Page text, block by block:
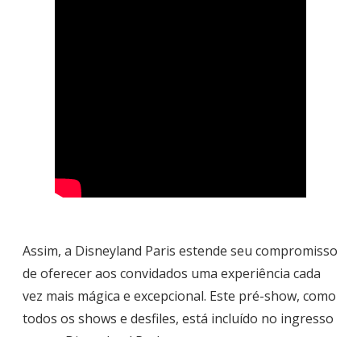
Assim, a Disneyland Paris estende seu compromisso
de oferecer aos convidados uma experiência cada
vez mais mágica e excepcional. Este pré-show, como
todos os shows e desfiles, está incluído no ingresso